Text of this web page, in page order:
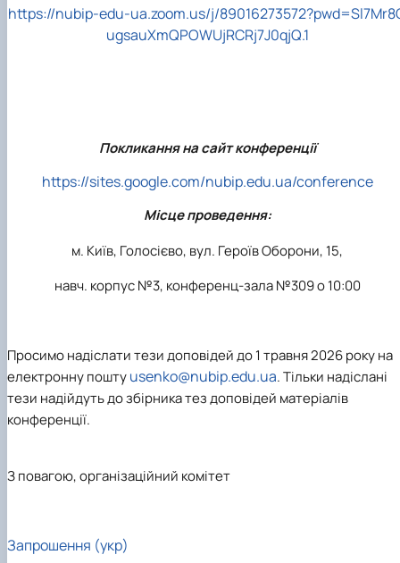
https://nubip-edu-ua.zoom.us/j/
ugsauXmQPOWUjRCRj7J0qjQ.1
Покликання на сайт конференції
https://sites.google.com/nubip.edu.ua/conference
Місце проведення:
м. Київ, Голосієво, вул. Героїв Оборони, 15,
навч. корпус №3, конференц-зала №309 о10:00
Просимо надіслати тези доповідей до 1 травня 2026 року на
електронну поштуusenko@nubip.edu.ua.Тільки надіслані
тези надійдуть до збірника тез доповідей матеріалів
конференції.
З повагою, організаційний комітет
Запрошення (укр)